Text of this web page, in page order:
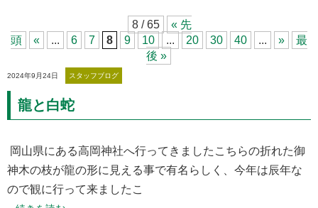
8 / 65
« 先
頭
« ... 6 7 8 9 10 ... 20 30 40 ... »
最
後 »
2024年9月24日 スタッフブログ
龍と白蛇
岡山県にある高岡神社へ行ってきましたこちらの折れた御
神木の枝が龍の形に見える事で有名らしく、今年は辰年な
ので観に行って来ましたこ